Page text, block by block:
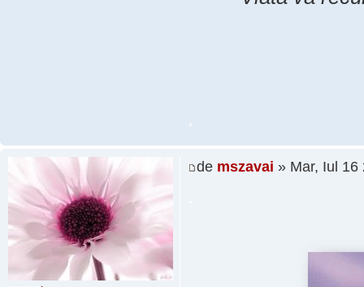
.
de mszavai » Mar, Iul 16